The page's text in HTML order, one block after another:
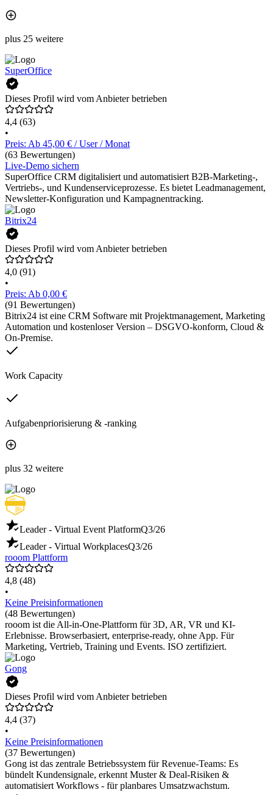
plus 25 weitere
SuperOffice
Dieses Profil wird vom Anbieter betrieben
4,4 (63)
•
Preis: Ab 45,00 € / User / Monat
(63 Bewertungen)
Live-Demo sichern
SuperOffice CRM digitalisiert und automatisiert B2B-Marketing-,
Vertriebs-, und Kundenserviceprozesse. Es bietet Leadmanagement,
Newsletter-Konfiguration und Kampagnentracking.
Bitrix24
Dieses Profil wird vom Anbieter betrieben
4,0 (91)
•
Preis: Ab 0,00 €
(91 Bewertungen)
Bitrix24 ist eine CRM Software mit Projektmanagement, Marketing
Automation und kostenloser Version – DSGVO-konform, Cloud &
On-Premise.
Work Capacity
Aufgabenpriorisierung & -ranking
plus 32 weitere
Leader - Virtual Event PlatformQ3/26
Leader - Virtual WorkplacesQ3/26
rooom Plattform
4,8 (48)
•
Keine Preisinformationen
(48 Bewertungen)
rooom ist die All-in-One-Plattform für 3D, AR, VR und KI-
Erlebnisse. Browserbasiert, enterprise-ready, ohne App. Für
Marketing, Vertrieb, Training und Events. ISO zertifiziert.
Gong
Dieses Profil wird vom Anbieter betrieben
4,4 (37)
•
Keine Preisinformationen
(37 Bewertungen)
Gong ist das zentrale Betriebssystem für Revenue-Teams: Es
bündelt Kundensignale, erkennt Muster & Deal-Risiken &
automatisiert Workflows - für planbares Umsatzwachstum.